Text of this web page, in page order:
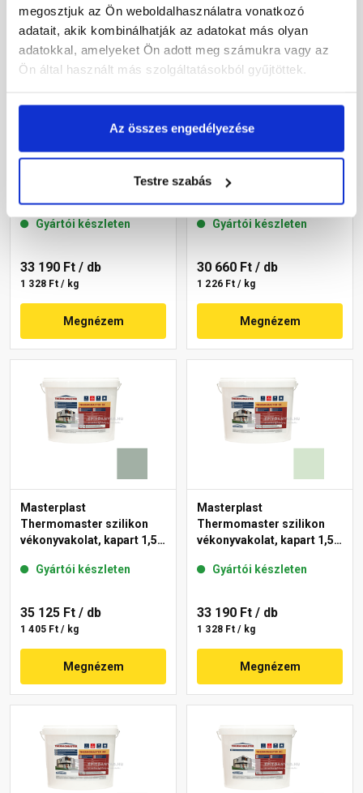
megosztjuk az Ön weboldalhasználatra vonatkozó
adatait, akik kombinálhatják az adatokat más olyan
adatokkal, amelyeket Ön adott meg számukra vagy az
Ön által használt más szolgáltatásokból gyűjtöttek.
Az összes engedélyezése
Testre szabás
Masterplast
Thermomaster szilikon
Gyártói készleten
33 190 Ft / db
1 328 Ft / kg
Megnézem
Masterplast
Thermomaster szilikon
Gyártói készleten
30 660 Ft / db
1 226 Ft / kg
Megnézem
Masterplast
Thermomaster szilikon
vékonyvakolat, kapart 1,5
Gyártói készleten
35 125 Ft / db
1 405 Ft / kg
Megnézem
Masterplast
Thermomaster szilikon
vékonyvakolat, kapart 1,5
Gyártói készleten
33 190 Ft / db
1 328 Ft / kg
Megnézem